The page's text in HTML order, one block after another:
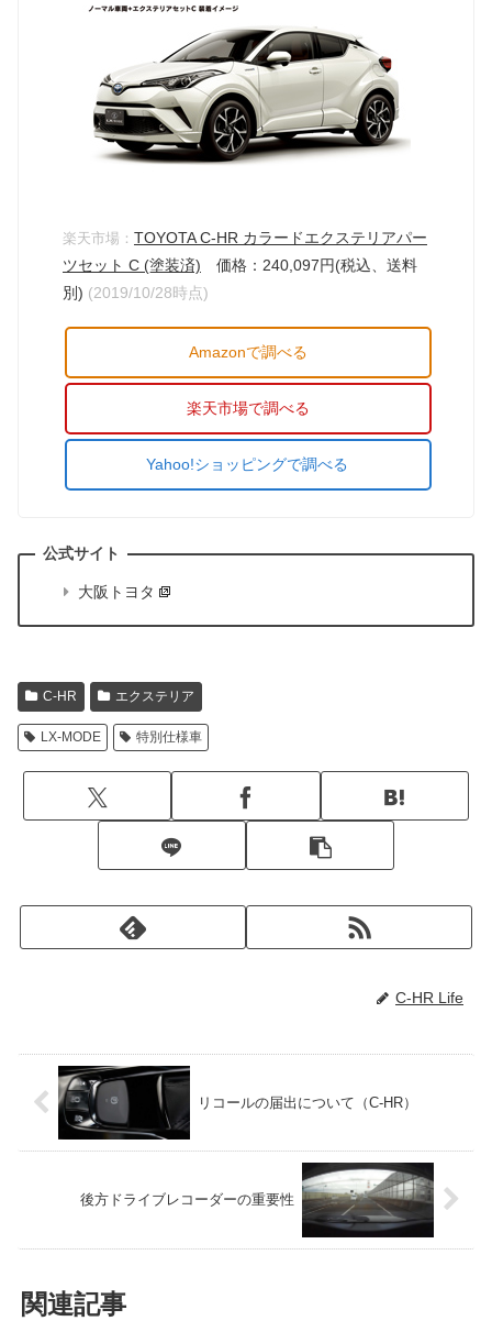
楽天市場： TOYOTA C-HR カラードエクステリアパー
ツセット C (塗装済) 価格：240,097円(税込、送料
別) (2019/10/28時点)
Amazonで調べる
楽天市場で調べる
Yahoo!ショッピングで調べる
大阪トヨタ
C-HR エクステリア
LX-MODE 特別仕様車
C-HR Life
リコールの届出について（C-HR）
後方ドライブレコーダーの重要性
関連記事